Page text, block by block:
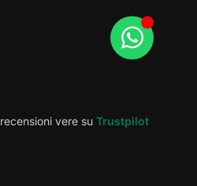
vere su Trustpilot